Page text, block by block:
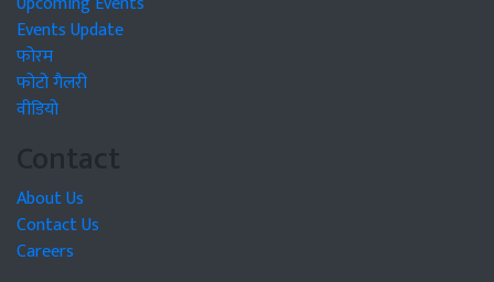
Events Update
फोरम
फोटो गैलरी
वीडियो
Contact
About Us
Contact Us
Careers